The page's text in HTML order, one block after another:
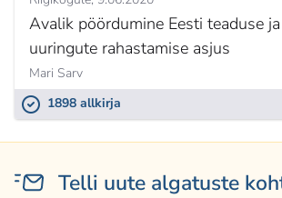
Avalik pöördumine Eesti teaduse
uuringute rahastamise asjus
Mari Sarv
1898 allkirja
Telli uute algatuste